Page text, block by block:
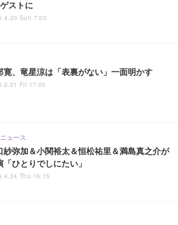
ストに
Sun 7:00
寛、竜星涼は「表裏がない」一面明かす
Fri 17:00
紗弥加＆小関裕太＆恒松祐里＆満島真之介が
「ひとりでしにたい」
ュース
Thu 16:15